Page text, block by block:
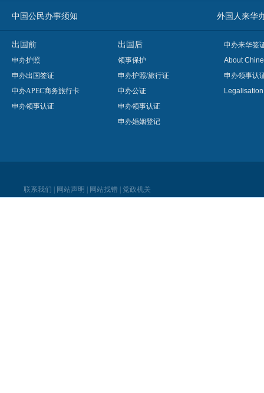
中国公民办事须知 外国人来华
出国前
申办护照
申办出国签证
申办APEC商务旅行卡
申办领事认证
出国后
领事保护
申办护照/旅行证
申办公证
申办领事认证
申办婚姻登记
申办来华签
About
申办领事认
联系我们 网站声明 网站找错 党政机关